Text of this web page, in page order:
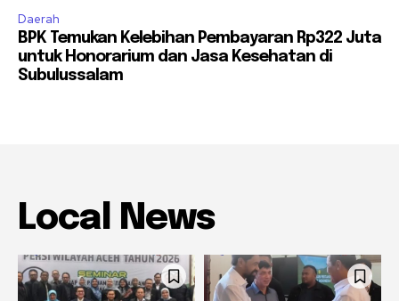
Daerah
BPK Temukan Kelebihan Pembayaran Rp322 Juta
untuk Honorarium dan Jasa Kesehatan di
Subulussalam
Local News